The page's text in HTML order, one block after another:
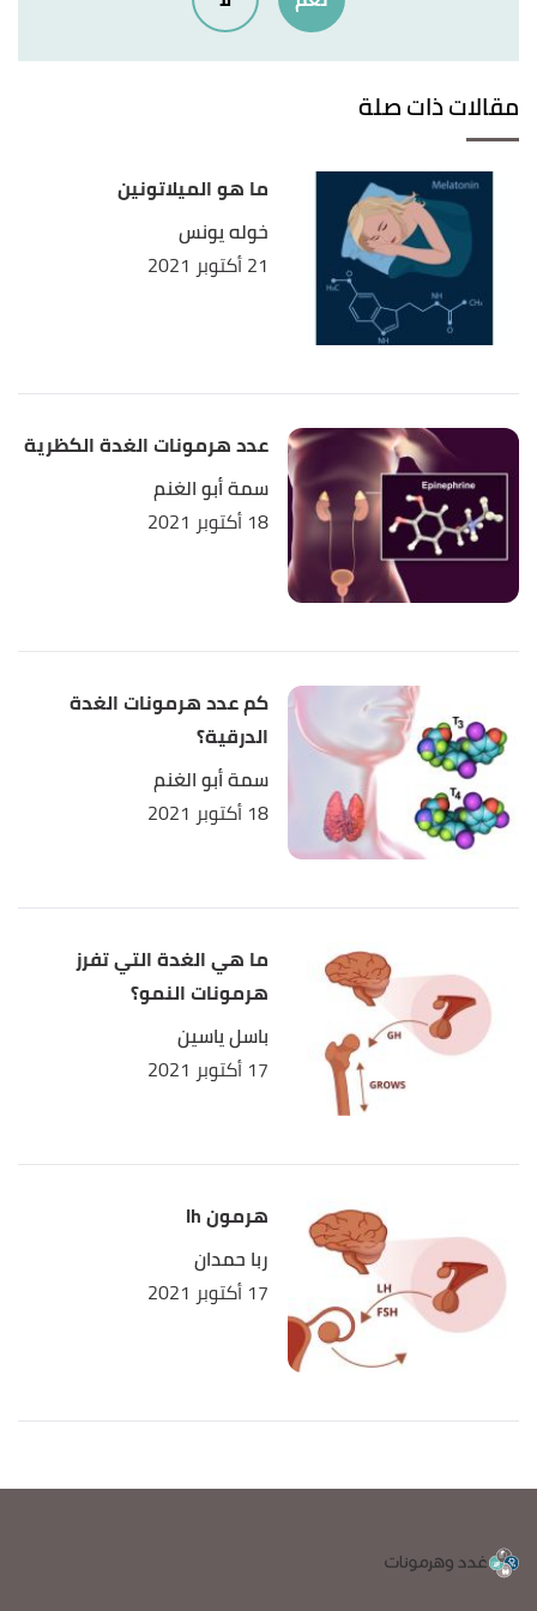
مقالات ذات صلة
ما هو الميلاتونين
خوله يونس
21 أكتوبر 2021
عدد هرمونات الغدة الكظرية
سمة أبو الغنم
18 أكتوبر 2021
كم عدد هرمونات الغدة
الدرقية؟
سمة أبو الغنم
18 أكتوبر 2021
ما هي الغدة التي تفرز
هرمونات النمو؟
باسل ياسين
17 أكتوبر 2021
هرمون lh
ربا حمدان
17 أكتوبر 2021